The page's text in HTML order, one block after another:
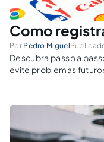
Como
Por Pedro Miguel
Descubra passo a
evite problemas